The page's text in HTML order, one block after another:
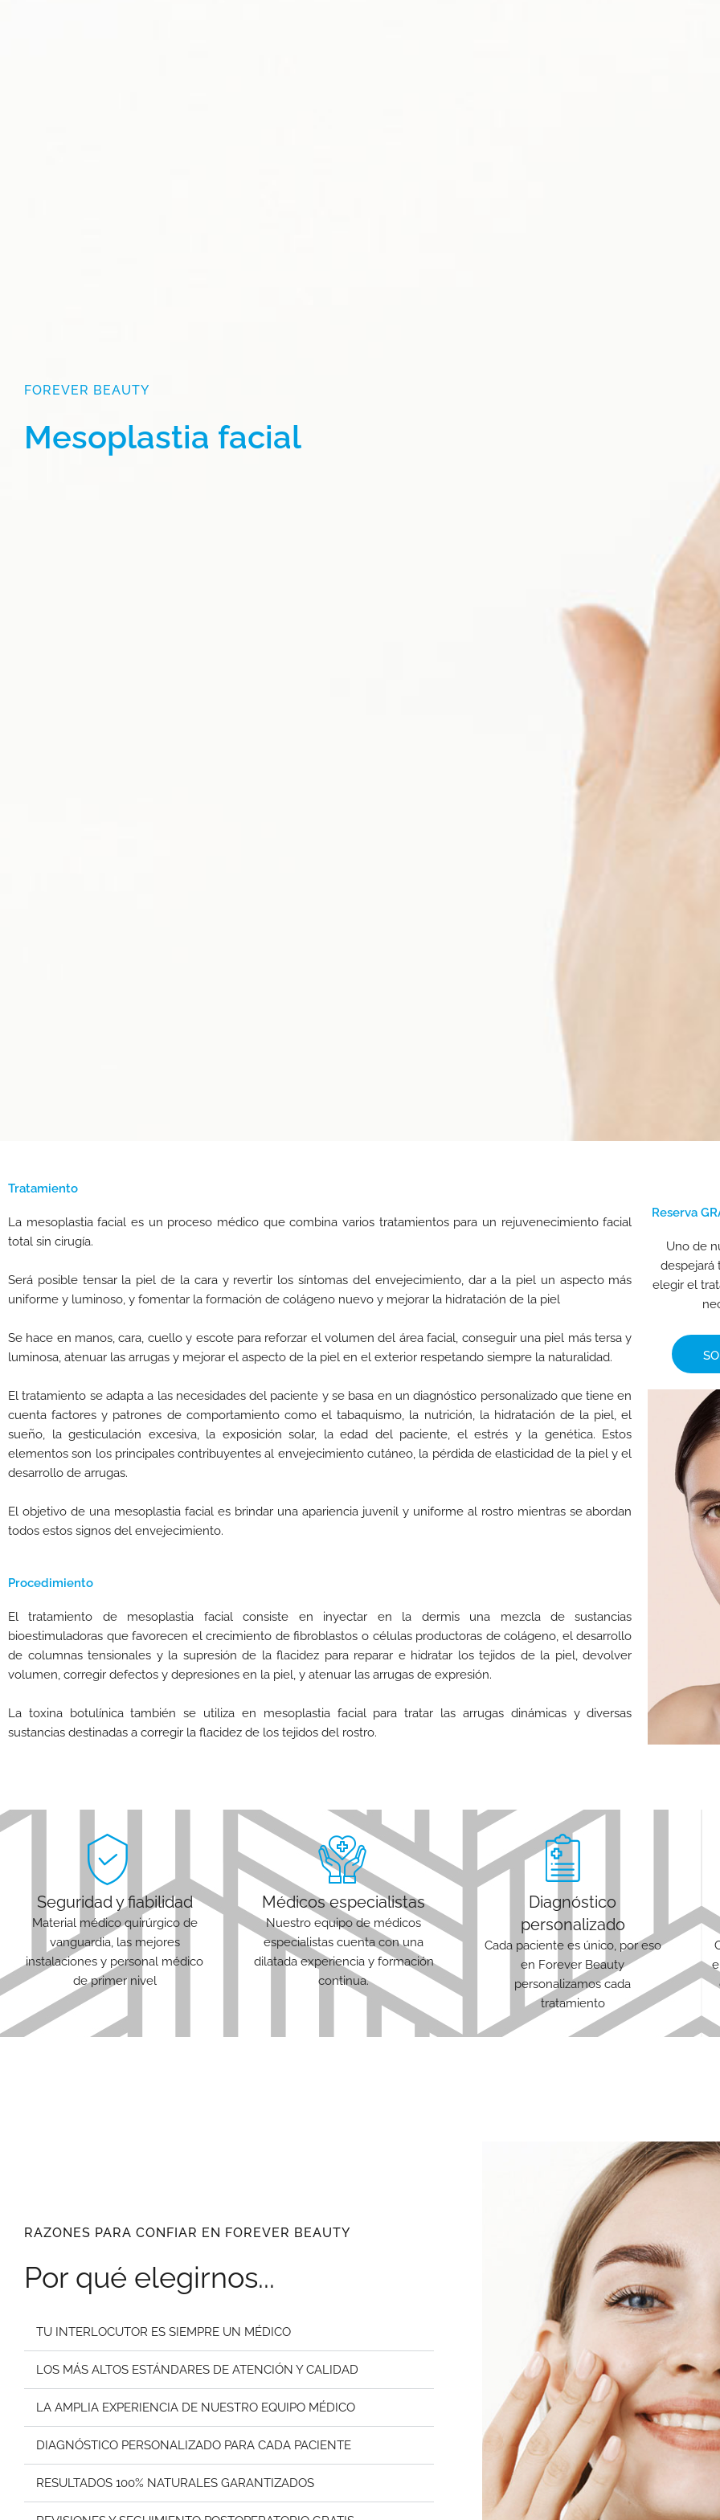
FOREVER BEAUTY
Mesoplastia facial
Tratamiento
La mesoplastia facial es un proceso médico que combina varios tratamientos para un rejuvenecimiento facial
total sin cirugía.
Será posible tensar la piel de la cara y revertir los síntomas del envejecimiento, dar a la piel un aspecto más
uniforme y luminoso, y fomentar la formación de colágeno nuevo y mejorar la hidratación de la piel
Se hace en manos, cara, cuello y escote para reforzar el volumen del área facial, conseguir una piel más tersa y
luminosa, atenuar las arrugas y mejorar el aspecto de la piel en el exterior respetando siempre la naturalidad.
El tratamiento se adapta a las necesidades del paciente y se basa en un diagnóstico personalizado que tiene en
cuenta factores y patrones de comportamiento como el tabaquismo, la nutrición, la hidratación de la piel, el
sueño, la gesticulación excesiva, la exposición solar, la edad del paciente, el estrés y la genética. Estos
elementos son los principales contribuyentes al envejecimiento cutáneo, la pérdida de elasticidad de la piel y el
desarrollo de arrugas.
El objetivo de una mesoplastia facial es brindar una apariencia juvenil y uniforme al rostro mientras se abordan
todos estos signos del envejecimiento.
Procedimiento
El tratamiento de mesoplastia facial consiste en inyectar en la dermis una mezcla de sustancias
bioestimuladoras que favorecen el crecimiento de fibroblastos o células productoras de colágeno, el desarrollo
de columnas tensionales y la supresión de la flacidez para reparar e hidratar los tejidos de la piel, devolver
volumen, corregir defectos y depresiones en la piel, y atenuar las arrugas de expresión.
La toxina botulínica también se utiliza en mesoplastia facial para tratar las arrugas dinámicas y diversas
sustancias destinadas a corregir la flacidez de los tejidos del rostro.
Reserva
Uno de
despejará
elegir el
Seguridad y fiabilidad
Material médico quirúrgico de
vanguardia, las mejores
instalaciones y personal médico
de primer nivel
Médicos especialistas
Nuestro equipo de médicos
especialistas cuenta con una
dilatada experiencia y formación
continua.
Diagnóstico
personalizado
Cada paciente es único, por eso
en Forever Beauty
personalizamos cada
tratamiento
RAZONES PARA CONFIAR EN FOREVER BEAUTY
Por qué elegirnos...
TU INTERLOCUTOR ES SIEMPRE UN MÉDICO
LOS MÁS ALTOS ESTÁNDARES DE ATENCIÓN Y CALIDAD
LA AMPLIA EXPERIENCIA DE NUESTRO EQUIPO MÉDICO
DIAGNÓSTICO PERSONALIZADO PARA CADA PACIENTE
RESULTADOS 100% NATURALES GARANTIZADOS